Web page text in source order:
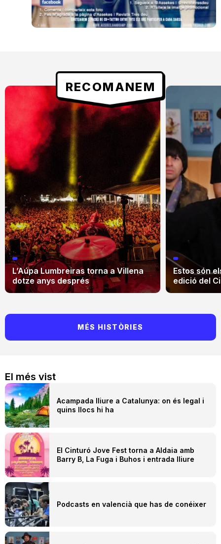
El més vist
Acampada lliure a Catalunya: on és legal i
quins llocs hi ha
El Cinturó Jove Fest torna a Aldaia amb
Barry B, La Fuga i Buhos i entrada lliure
Podcasts en valencià que has de conéixer
RECOMANEM
L’Aúpa Lumbreiras torna a Villena
dotze anys després
Estos són
edició del
MÉS HISTÒRIES